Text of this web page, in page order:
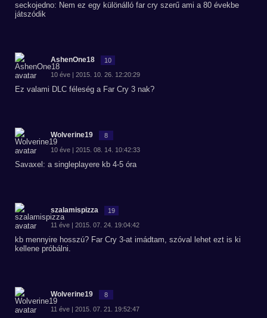
seckojedno: Nem ez egy különálló far cry szerű ami a 80 évekbe
játszódik
AshenOne18 10
10 éve | 2015. 10. 26. 12:20:29
Ez valami DLC féleség a Far Cry 3 nak?
Wolverine19 8
10 éve | 2015. 08. 14. 10:42:33
Savaxel: a singleplayere kb 4-5 óra
szalamispizza 19
11 éve | 2015. 07. 24. 19:04:42
kb mennyire hosszú? Far Cry 3-at imádtam, szóval lehet ezt is ki
kellene próbálni.
Wolverine19 8
11 éve | 2015. 07. 21. 19:52:47